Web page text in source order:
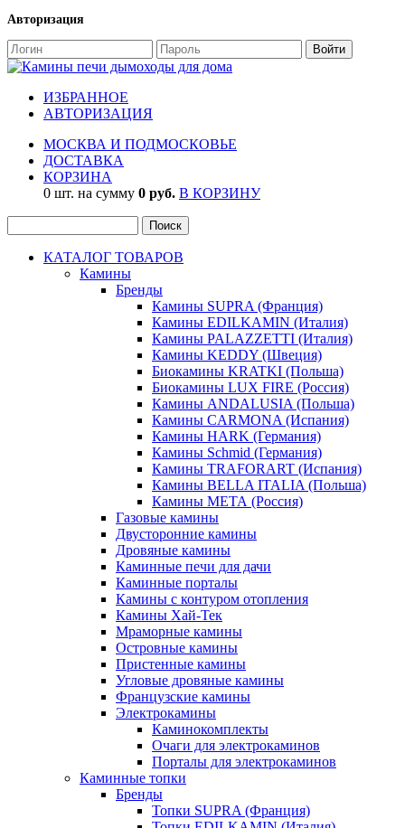
Авторизация
ИЗБРАННОЕ
АВТОРИЗАЦИЯ
МОСКВА И ПОДМОСКОВЬЕ
ДОСТАВКА
КОРЗИНА
0 шт. на сумму 0 руб. В КОРЗИНУ
КАТАЛОГ ТОВАРОВ
Камины
Бренды
Камины SUPRA (Франция)
Камины EDILKAMIN (Италия)
Камины PALAZZETTI (Италия)
Камины KEDDY (Швеция)
Биокамины KRATKI (Польша)
Биокамины LUX FIRE (Россия)
Камины ANDALUSIA (Польша)
Камины CARMONA (Испания)
Камины HARK (Германия)
Камины Schmid (Германия)
Камины TRAFORART (Испания)
Камины BELLA ITALIA (Польша)
Камины МЕТА (Россия)
Газовые камины
Двусторонние камины
Дровяные камины
Каминные печи для дачи
Каминные порталы
Камины с контуром отопления
Камины Хай-Тек
Мраморные камины
Островные камины
Пристенные камины
Угловые дровяные камины
Французские камины
Электрокамины
Каминокомплекты
Очаги для электрокаминов
Порталы для электрокаминов
Каминные топки
Бренды
Топки SUPRA (Франция)